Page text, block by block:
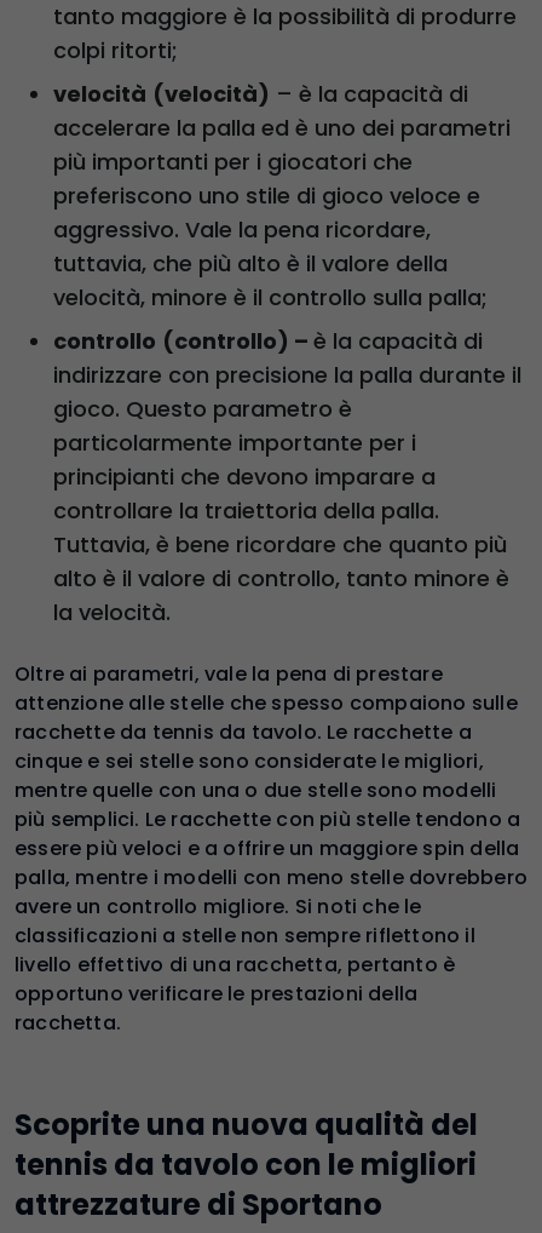
tanto maggiore è la possibilità di produrre
colpi ritorti;
velocità (velocità) – è la capacità di
accelerare la palla ed è uno dei parametri
più importanti per i giocatori che
preferiscono uno stile di gioco veloce e
aggressivo. Vale la pena ricordare,
tuttavia, che più alto è il valore della
velocità, minore è il controllo sulla palla;
controllo (controllo) – è la capacità di
indirizzare con precisione la palla durante il
gioco. Questo parametro è
particolarmente importante per i
principianti che devono imparare a
controllare la traiettoria della palla.
Tuttavia, è bene ricordare che quanto più
alto è il valore di controllo, tanto minore è
la velocità.
Oltre ai parametri, vale la pena di prestare
attenzione alle stelle che spesso compaiono sulle
racchette da tennis da tavolo. Le racchette a
cinque e sei stelle sono considerate le migliori,
mentre quelle con una o due stelle sono modelli
più semplici. Le racchette con più stelle tendono a
essere più veloci e a offrire un maggiore spin della
palla, mentre i modelli con meno stelle dovrebbero
avere un controllo migliore. Si noti che le
classificazioni a stelle non sempre riflettono il
livello effettivo di una racchetta, pertanto è
opportuno verificare le prestazioni della
racchetta.
Scoprite una nuova qualità del
tennis da tavolo con le migliori
attrezzature di Sportano